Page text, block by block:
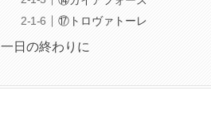
⑰トロヴァトーレ
一日の終わりに